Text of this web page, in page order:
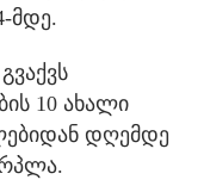
მდე.
10 ახალი
დღემდე